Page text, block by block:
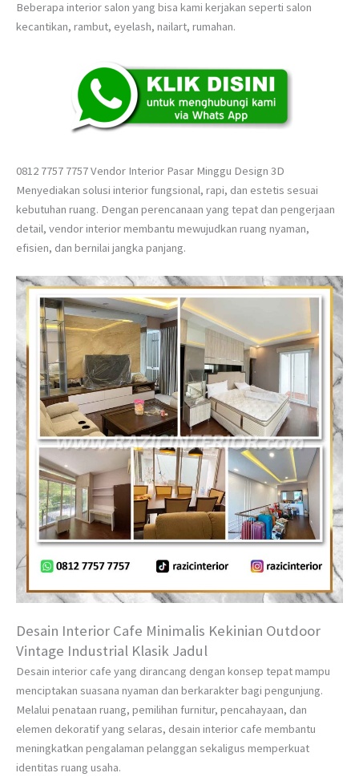
Beberapa interior salon yang bisa kami kerjakan seperti salon
kecantikan, rambut, eyelash, nailart, rumahan.
0812 7757 7757 Vendor Interior Pasar Minggu Design 3D
Menyediakan solusi interior fungsional, rapi, dan estetis sesuai
kebutuhan ruang. Dengan perencanaan yang tepat dan pengerjaan
detail, vendor interior membantu mewujudkan ruang nyaman,
efisien, dan bernilai jangka panjang.
Desain Interior Cafe Minimalis Kekinian Outdoor
Vintage Industrial Klasik Jadul
Desain interior cafe yang dirancang dengan konsep tepat mampu
menciptakan suasana nyaman dan berkarakter bagi pengunjung.
Melalui penataan ruang, pemilihan furnitur, pencahayaan, dan
elemen dekoratif yang selaras, desain interior cafe membantu
meningkatkan pengalaman pelanggan sekaligus memperkuat
identitas ruang usaha.